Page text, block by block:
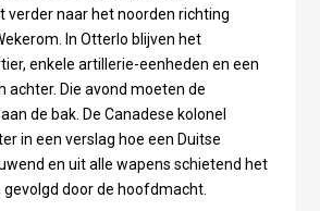
verder naar het noorden richting
In Otterlo blijven het
enkele artillerie-eenheden en een
achter. Die avond moeten de
de bak. De Canadese kolonel
in een verslag hoe een Duitse
en uit alle wapens schietend het
door de hoofdmacht.